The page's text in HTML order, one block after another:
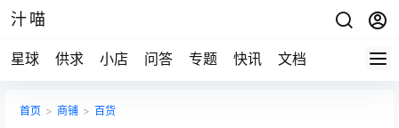
汁喵
星球 供求 小店 问答 专题 快讯 文档
首页 > 商铺 > 百货